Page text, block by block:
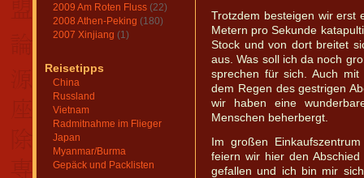
2009 Am Roten Fluss (22)
2008 Athen-Peking (180)
2007 Xinjiang (1)
Reisetipps
China
Russland
Vietnam
Radmitnahme im Flieger
Japan
Myanmar/Burma
Gepäck und Packlisten
Trotzdem besteigen wir erst
Metern pro Sekunde
Stock und von dort breitet
aus. Was soll ich da noch
sprechen für sich. Auch
dem Regen des gestrigen
wir haben eine
Menschen beherbergt.
Im großen
feiern wir hier den
gefallen und ich bin mir